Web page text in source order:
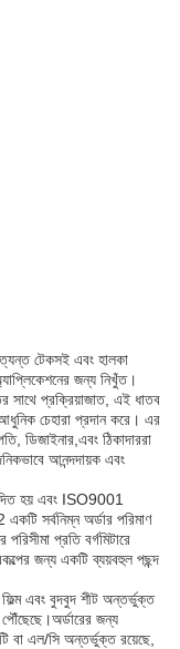
টেকসই এবং হালকা
জন্য নিখুঁত।
সাথে প্রক্রিয়াজাত, এই ধাতব
চেহারা প্রদান করে। এর
ডিজাইনার,এবং ঠিকাদাররা
আনন্দদায়ক এবং
হয় এবং ISO9001
সর্বনিম্ন অর্ডার পরিমাণ
প্রতি বর্গমিটারে
জন্য একটি ব্যয়বহুল পছন্দ
ফিল্ম এবং বুদবুদ শীট অন্তর্ভুক্ত
জন্য
বা এল/সি অন্তর্ভুক্ত রয়েছে,